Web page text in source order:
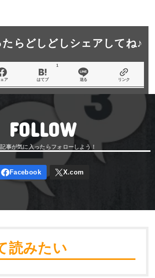
らどしどしシェアしてね♪
ア はてブ
1
送る リンク
FOLLOW
読みたい